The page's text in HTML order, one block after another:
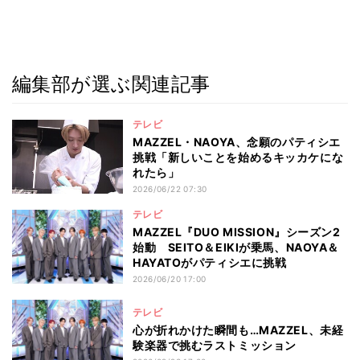
編集部が選ぶ関連記事
テレビ
MAZZEL・NAOYA、念願のパティシエ
挑戦「新しいことを始めるキッカケにな
れたら」
2026/06/22 07:30
テレビ
MAZZEL『DUO MISSION』シーズン2
始動 SEITO＆EIKIが乗馬、NAOYA＆
HAYATOがパティシエに挑戦
2026/06/20 17:00
テレビ
心が折れかけた瞬間も…MAZZEL、未経
験楽器で挑むラストミッション